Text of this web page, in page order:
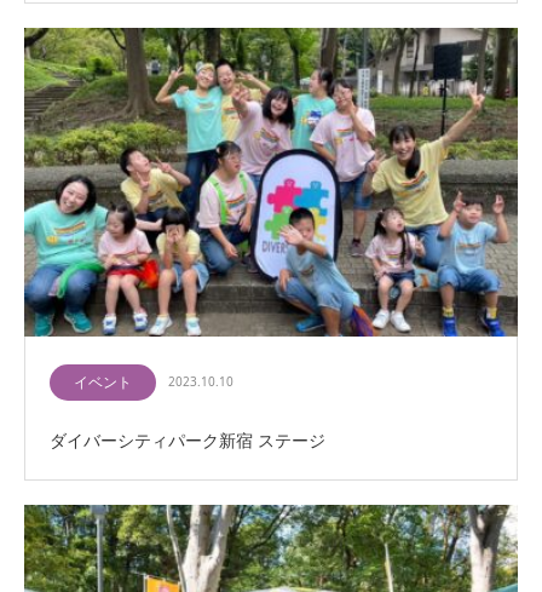
イベント 2023.10.10
ダイバーシティパーク新宿 ステージ